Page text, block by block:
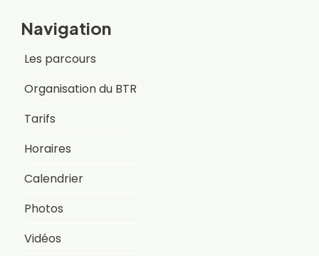
Navigation
Les parcours
Organisation du BTR
Tarifs
Horaires
Calendrier
Photos
Vidéos